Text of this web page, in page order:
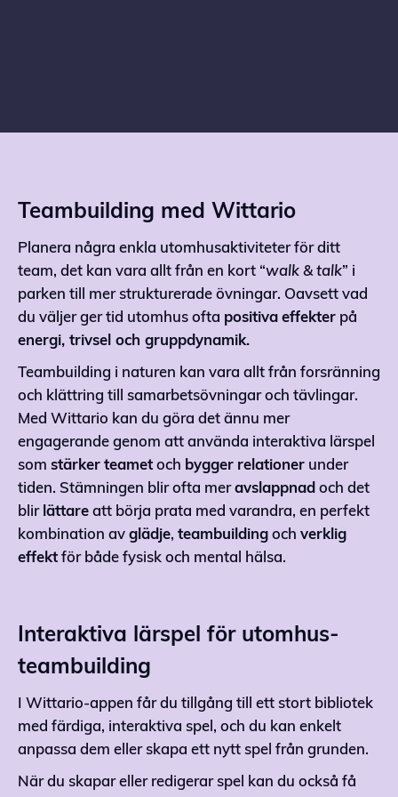
Teambuilding med Wittario
Planera några enkla utomhusaktiviteter för ditt
team, det kan vara allt från en kort “walk & talk” i
parken till mer strukturerade övningar. Oavsett vad
du väljer ger tid utomhus ofta positiva effekter på
energi, trivsel och gruppdynamik.
Teambuilding i naturen kan vara allt från forsränning
och klättring till samarbetsövningar och tävlingar.
Med Wittario kan du göra det ännu mer
engagerande genom att använda interaktiva lärspel
som stärker teamet och bygger relationer under
tiden. Stämningen blir ofta meravslappnad och det
blir lättare att börja prata med varandra, en perfekt
kombination av glädje, teambuilding och verklig
effekt för både fysisk och mental hälsa.
Interaktiva lärspel för utomhus-
teambuilding
I Wittario-appen får du tillgång till ett stort bibliotek
med färdiga, interaktiva spel, och du kan enkelt
anpassa dem eller skapa ett nytt spel från grunden.
När du skapar eller redigerar spel kan du också få